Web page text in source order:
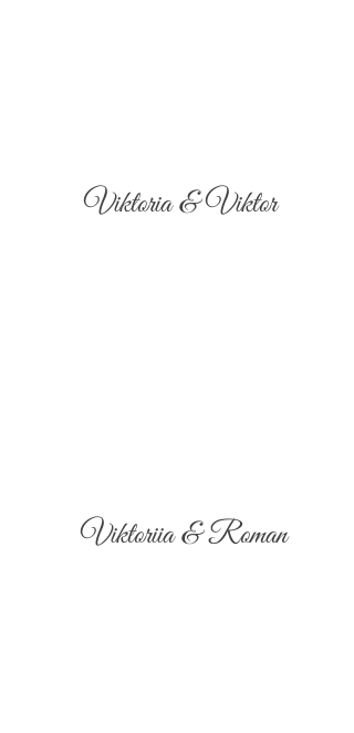
Viktoria & Viktor
Viktoriia & Roman